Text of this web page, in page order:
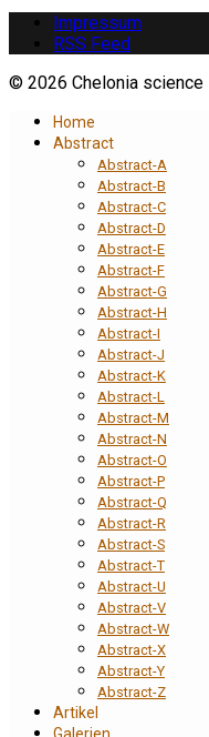
Impressum
RSS Feed
© 2026 Chelonia science
Home
Abstract
Abstract-A
Abstract-B
Abstract-C
Abstract-D
Abstract-E
Abstract-F
Abstract-G
Abstract-H
Abstract-I
Abstract-J
Abstract-K
Abstract-L
Abstract-M
Abstract-N
Abstract-O
Abstract-P
Abstract-Q
Abstract-R
Abstract-S
Abstract-T
Abstract-U
Abstract-V
Abstract-W
Abstract-X
Abstract-Y
Abstract-Z
Artikel